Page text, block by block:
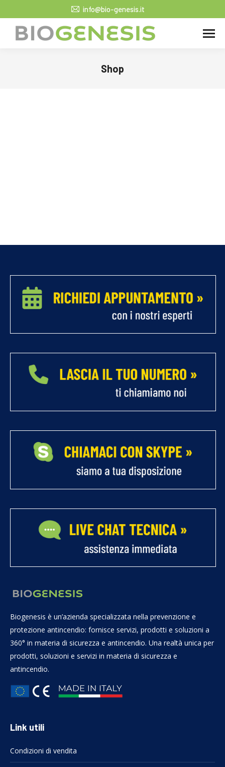
info@bio-genesis.it
Shop
Biogenesis è un’azienda specializzata nella prevenzione e
protezione antincendio: fornisce servizi, prodotti e soluzioni a
360° in materia di sicurezza e antincendio. Una realtà unica per
prodotti, soluzioni e servizi in materia di sicurezza e
antincendio.
Link utili
Condizioni di vendita